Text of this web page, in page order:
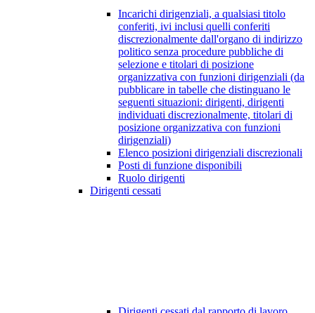
Incarichi dirigenziali, a qualsiasi titolo
conferiti, ivi inclusi quelli conferiti
discrezionalmente dall'organo di indirizzo
politico senza procedure pubbliche di
selezione e titolari di posizione
organizzativa con funzioni dirigenziali (da
pubblicare in tabelle che distinguano le
seguenti situazioni: dirigenti, dirigenti
individuati discrezionalmente, titolari di
posizione organizzativa con funzioni
dirigenziali)
Elenco posizioni dirigenziali discrezionali
Posti di funzione disponibili
Ruolo dirigenti
Dirigenti cessati